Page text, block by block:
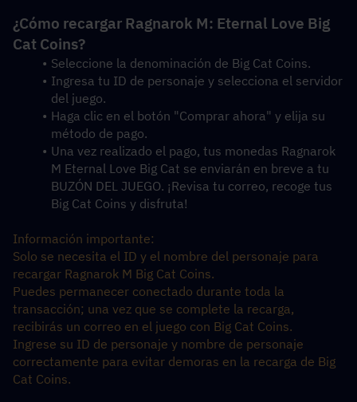
¿Cómo recargar Ragnarok M: Eternal Love Big
Cat Coins?
Seleccione la denominación de Big Cat Coins.
Ingresa tu ID de personaje y selecciona el servidor
del juego.
Haga clic en el botón "Comprar ahora" y elija su
método de pago.
Una vez realizado el pago, tus monedas Ragnarok
M Eternal Love Big Cat se enviarán en breve a tu
BUZÓN DEL JUEGO. ¡Revisa tu correo, recoge tus
Big Cat Coins y disfruta!
Información importante:
Solo se necesita el ID y el nombre del personaje para
recargar Ragnarok M Big Cat Coins.
Puedes permanecer conectado durante toda la
transacción; una vez que se complete la recarga,
recibirás un correo en el juego con Big Cat Coins.
Ingrese su ID de personaje y nombre de personaje
correctamente para evitar demoras en la recarga de Big
Cat Coins.